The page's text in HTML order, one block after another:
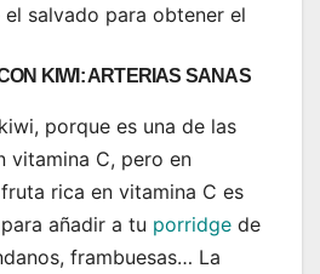
salvado para obtener el
KIWI: ARTERIAS SANAS
porque es una de las
vitamina C, pero en
rica en vitamina C es
añadir a tu porridge de
frambuesas… La